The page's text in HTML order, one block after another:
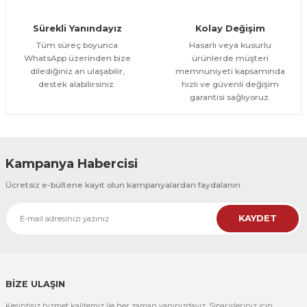
300,00 TL %25
CeSht
CeSht
Pembe Fonlu Good Things Are Coming Yazılı Tek Parça Ahşap Çerçeveli
500,00 TL
Sürekli Yanındayız
Tüm süreç boyunca
WhatsApp üzerinden bize
dilediğiniz an ulaşabilir,
destek alabilirsiniz.
Kolay Değişim
Hasarlı veya kusurlu
ürünlerde müşteri
memnuniyeti kapsamında
hızlı ve güvenli değişim
garantisi sağlıyoruz.
Kampanya Habercisi
Ücretsiz e-bültene kayıt olun kampanyalardan faydalanın.
KAYDET
BİZE ULAŞIN